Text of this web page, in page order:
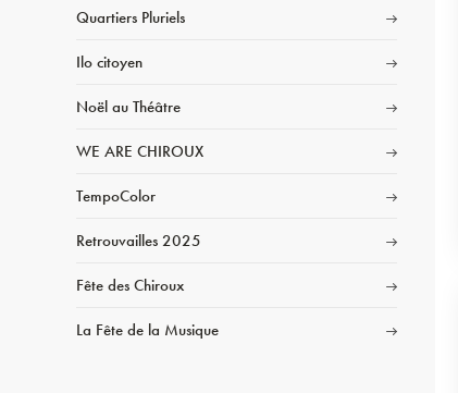
Quartiers Pluriels
Ilo citoyen
Noël au Théâtre
WE ARE CHIROUX
TempoColor
Retrouvailles 2025
Fête des Chiroux
La Fête de la Musique